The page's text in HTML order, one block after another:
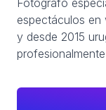
Fotógrafo
espectáculos en
y desde 2015